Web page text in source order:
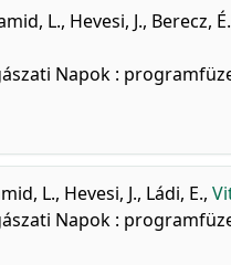
L., Hevesi, J., Berecz, É.
Napok :
L., Hevesi, J., Ládi, E.,
Napok :